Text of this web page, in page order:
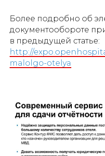
Более подробно об
документообороте
в предыдущей статье:
http://
malolgo-otelya